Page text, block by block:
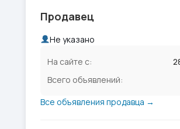
Продавец
Не указано
На сайте с:
Всего объявлений:
Все объявления продавца →